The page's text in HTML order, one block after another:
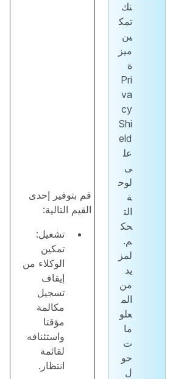
نك
تمك
ين
ميز
ة
Pri
va
cy
Shi
eld
عل
ى
لوح
ة
الت
حك
م.
لمز
يد
من
الم
علو
ما
ت
حو
ل
قم بتوفير إحدى
القيم التالية:
تشغيل:
تمكين
الوكلاء من
إيقاف
تسجيل
مكالمة
مؤقتا
واستئنافه
لقائمة
انتظار.